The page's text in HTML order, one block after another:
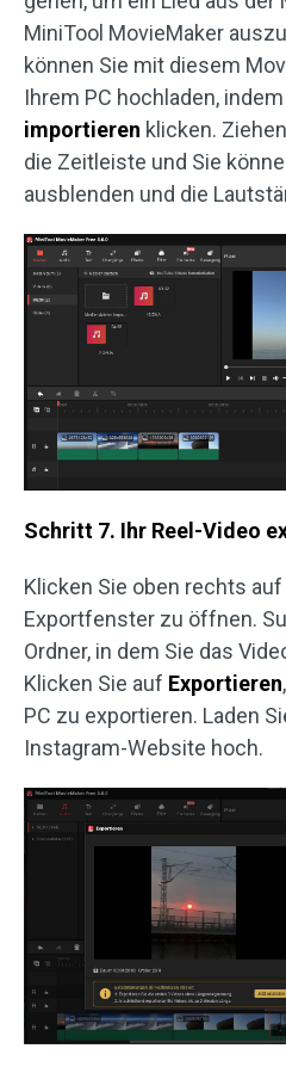
MiniTool MovieMaker
können Sie mit diesem
Ihrem PC hochladen,
importieren klicken.
die Zeitleiste und Sie
ausblenden und die
Schritt 7. Ihr Reel-Video
Klicken Sie oben rechts auf
Exportfenster zu öffnen.
Ordner, in dem Sie das
Klicken Sie auf Exportieren
PC zu exportieren. Laden
Instagram-Website hoch.